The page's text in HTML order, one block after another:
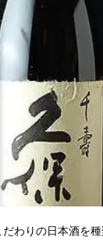
わりの日本酒を